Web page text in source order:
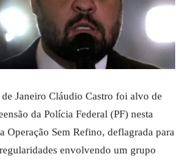
Janeiro Cláudio Castro foi alvo de
da Polícia Federal (PF) nesta
Operação Sem Refino, deflagrada para
envolvendo um grupo